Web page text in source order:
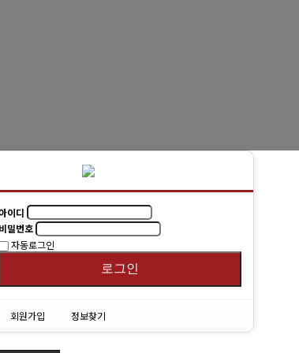
이디
비밀번호
자동로그인
로그인
회원가입 정보찾기